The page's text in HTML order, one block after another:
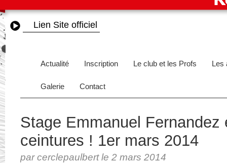
Lien Site officiel
Actualité Inscription Le club et les Profs Les
Galerie Contact
Stage Emmanuel Fernandez
ceintures ! 1er mars 2014
par cerclepaulbert le 2 mars 2014